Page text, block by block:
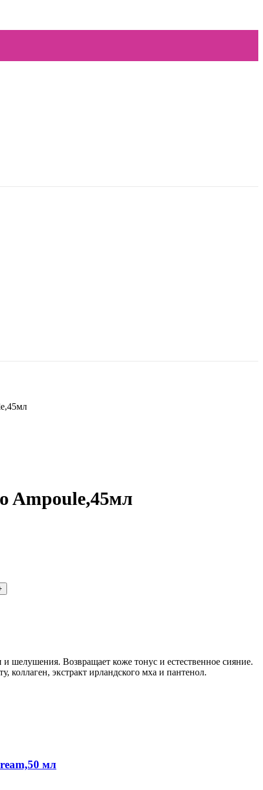
Ampoule,45мл
шелушения. Возвращает коже тонус и естественное сияние.
коллаген, экстракт ирландского мха и пантенол.
мл